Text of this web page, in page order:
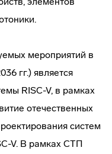
мероприятий в
гг.) является
RISC-V, в рамках
отечественных
систем
V. В рамках СТП